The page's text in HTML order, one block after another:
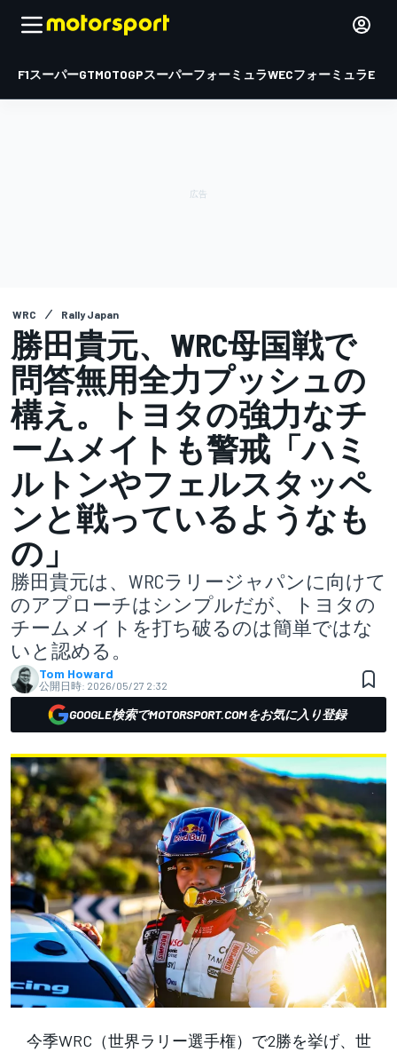
F1スーパーGTMOTOGPスーパーフォーミュラWECフォーミュラE
WRC Rally Japan
勝田貴元、WRC母国戦で
問答無用全力プッシュの
構え。トヨタの強力なチ
ームメイトも警戒「ハミ
ルトンやフェルスタッペ
ンと戦っているようなも
の」
勝田貴元は、WRCラリージャパンに向けて
のアプローチはシンプルだが、トヨタの
チームメイトを打ち破るのは簡単ではな
いと認める。
Tom Howard
公開日時: 2026/05/27 2:32
GOOGLE検索でMOTORSPORT.COMをお気に入り登録
今季WRC（世界ラリー選手権）で2勝を挙げ、世